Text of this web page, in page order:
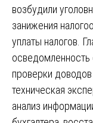
возбудили
занижения
уплаты налогов.
осведомленность
проверки
техническая
анализ